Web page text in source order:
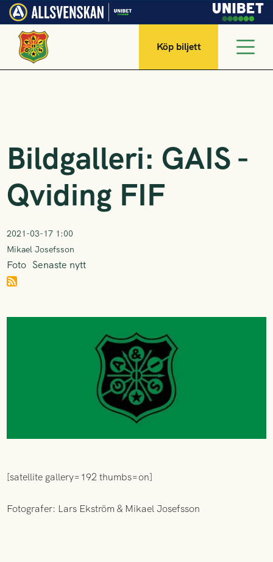
Köp biljett
Bildgalleri: GAIS -
Qviding FIF
2021-03-17 1:00
Mikael Josefsson
Foto Senaste nytt
[satellite gallery=192 thumbs=on]
Fotografer: Lars Ekström & Mikael Josefsson